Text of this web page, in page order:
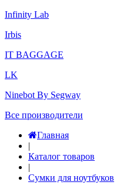
Infinity Lab
Irbis
IT BAGGAGE
LK
Ninebot By Segway
Все производители
Главная
|
Каталог товаров
|
Сумки для ноутбуков